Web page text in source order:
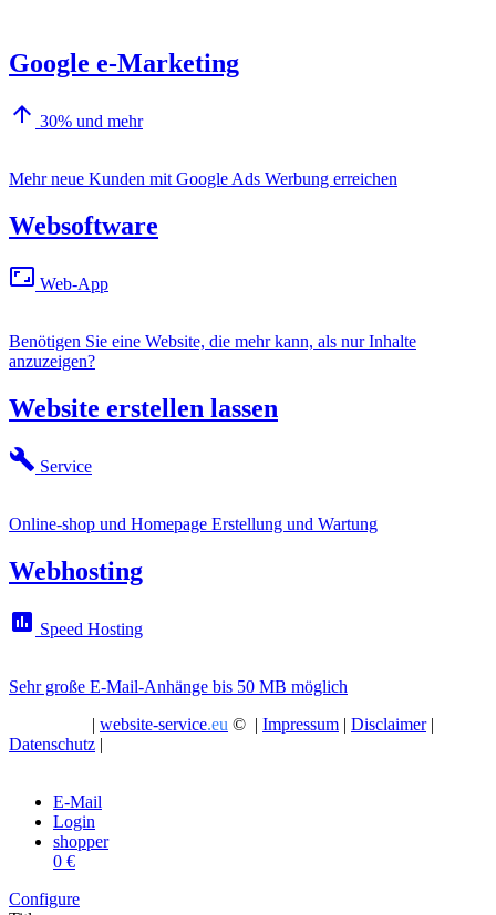
Google e-Marketing
arrow_upward 30% und mehr
Mehr neue Kunden mit Google Ads Werbung erreichen
Websoftware
aspect_ratio Web-App
Benötigen Sie eine Website, die mehr kann, als nur Inhalte
anzuzeigen?
Website erstellen lassen
build Service
Online-shop und Homepage Erstellung und Wartung
Webhosting
assessment Speed Hosting
Sehr große E-Mail-Anhänge bis 50 MB möglich
| website-service.eu © | Impressum | Disclaimer|
Datenschutz |
E-Mail
Login
shopper
0 €
Configure